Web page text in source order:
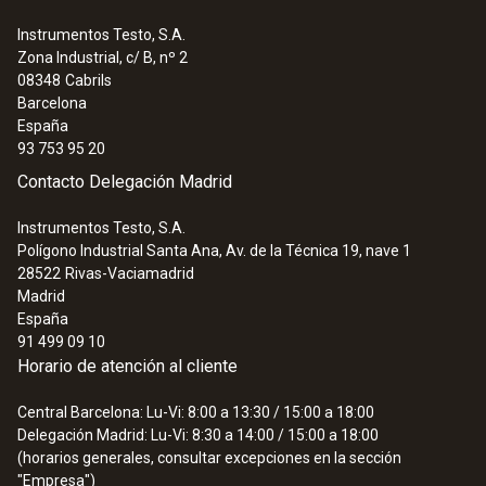
IP65
Carcasa
acero inoxidable / GFK
200 mm
Color del producto
blanco; plata
Peso
16 g
:0563 1051
128,52 €
Instrumentos Testo, S.A.
Zona Industrial, c/ B, nº 2
08348 Cabrils
Barcelona
España
93 753 95 20
Contacto Delegación Madrid
Instrumentos Testo, S.A.
Polígono Industrial Santa Ana, Av. de la Técnica 19, nave 1
28522 Rivas-Vaciamadrid
Madrid
España
91 499 09 10
Horario de atención al cliente
Central Barcelona: Lu-Vi: 8:00 a 13:30 / 15:00 a 18:00
Delegación Madrid: Lu-Vi: 8:30 a 14:00 / 15:00 a 18:00
(horarios generales, consultar excepciones en la sección
"Empresa")